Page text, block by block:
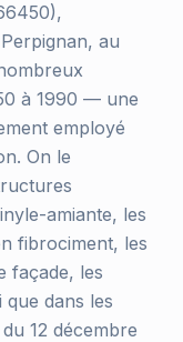
au
à 1990 — une
employé
On le
amiante, les
fibrociment, les
façade, les
que dans les
12 décembre